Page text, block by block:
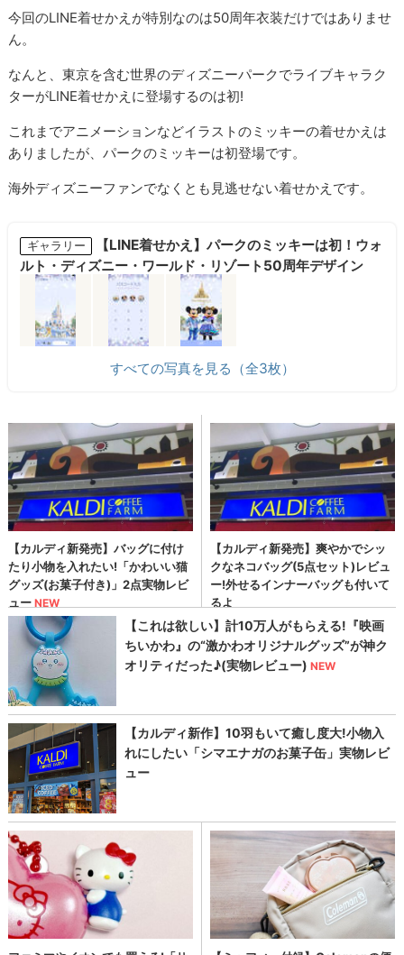
今回のLINE着せかえが特別なのは50周年衣装だけではありませ
ん。
なんと、東京を含む世界のディズニーパークでライブキャラク
ターがLINE着せかえに登場するのは初!
これまでアニメーションなどイラストのミッキーの着せかえは
ありましたが、パークのミッキーは初登場です。
海外ディズニーファンでなくとも見逃せない着せかえです。
ギャラリー
【LINE着せかえ】パークのミッキーは初！ウォ
ルト・ディズニー・ワールド・リゾート50周年デザイン
すべての写真を見る（全3枚）